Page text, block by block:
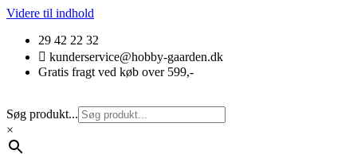
Videre til indhold
29 42 22 32
kunderservice@hobby-gaarden.dk
Gratis fragt ved køb over 599,-
Søg produkt...
×